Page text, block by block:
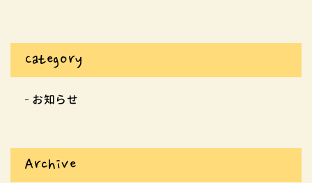
Category
お知らせ
Archive